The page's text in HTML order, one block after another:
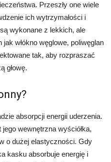
Przeszły one wiele
ich wytrzymałości i
wykonane z lekkich, ale
jak włókno węglowe, poliwęglan
tak, aby rozpraszać
głowę.
absorpcji energii uderzenia.
wewnętrzna wyściółka,
o dużej elastyczności. Gdy
kasku absorbuje energię i